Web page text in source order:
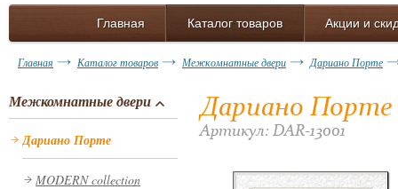
Главная Каталог товаров Акции и
Главная Каталог товаров Межкомнатные двери Дариано Порте
Межкомнатные двери
Дариано Порте
MODERN collection
Дариано
Артикул: DAR-13001